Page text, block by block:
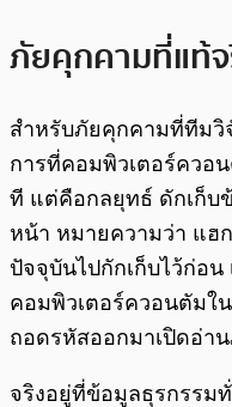
ภัยคุกคามที่แท้
สำหรับภัยคุกคามที่ทีมวิ
การที่คอมพิวเตอร์ควอ
ที แต่คือกลยุทธ์ ดักเก็บ
หน้า หมายความว่า แฮ
ปัจจุบันไปกักเก็บไว้ก่อน
คอมพิวเตอร์ควอนตัมใ
ถอดรหัสออกมาเปิดอ่า
จริงอยู่ที่ข้อมูลธุรกรรม